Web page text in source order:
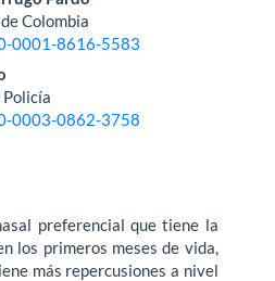
Colombia
0001-8616-5583
0003-0862-3758
preferencial que tiene la
los primeros meses de vida,
más repercusiones a nivel